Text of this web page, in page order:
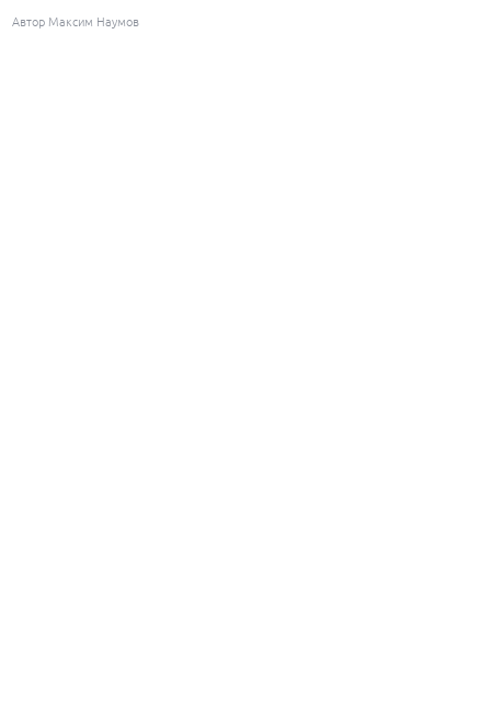
Автор Максим Наумов